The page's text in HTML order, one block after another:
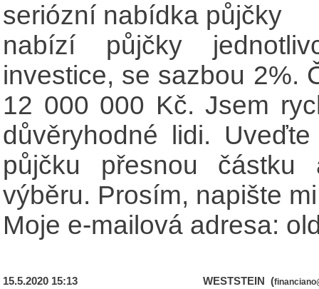
seriózní nabídka půjčky
nabízí půjčky
investice, se sazbou 2%.
12 000 000 Kč. Jsem
důvěryhodné lidi.
půjčku přesnou
výběru. Prosím, napište
Moje e-mailová adresa:
15.5.2020 15:13 WESTSTEIN (